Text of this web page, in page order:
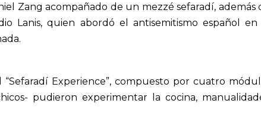
Zang acompañado de un mezzé sefaradí, además
Lanis, quien abordó el antisemitismo español en
Experience”, compuesto por cuatro
pudieron experimentar la cocina,